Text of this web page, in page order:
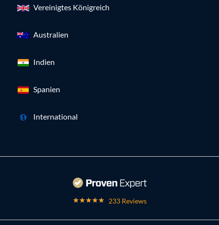
Vereinigtes Königreich
Australien
Indien
Spanien
International
233 Reviews